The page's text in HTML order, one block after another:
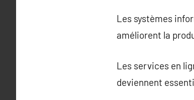
Les systèmes
améliorent la
Les services en
deviennent